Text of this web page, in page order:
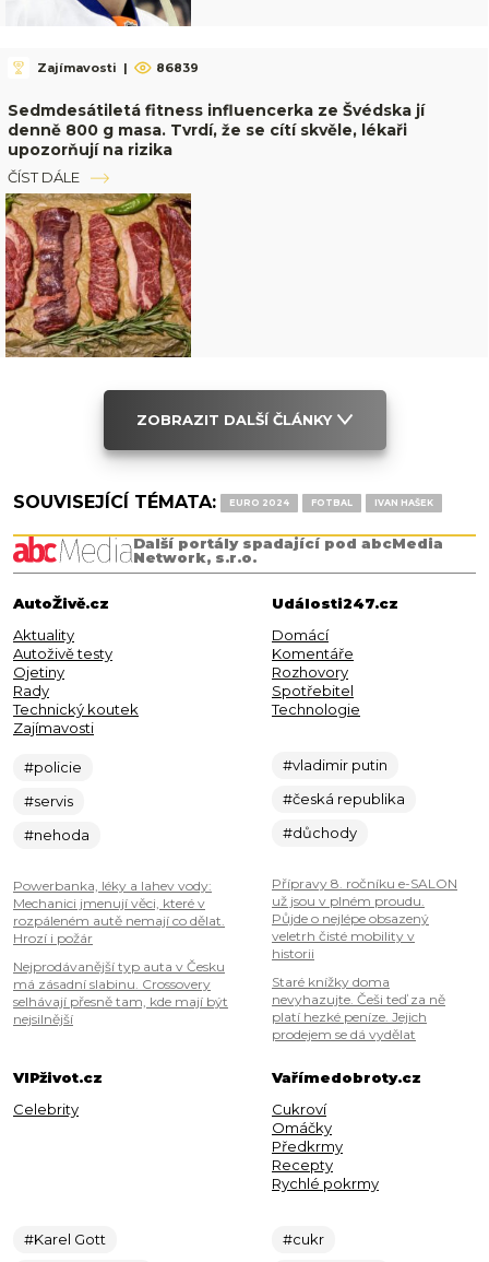
Zajímavosti | 86839
Sedmdesátiletá fitness influencerka ze Švédska jí
denně 800 g masa. Tvrdí, že se cítí skvěle, lékaři
upozorňují na rizika
ČÍST DÁLE
ZOBRAZIT DALŠÍ ČLÁNKY
SOUVISEJÍCÍ TÉMATA: EURO 2024 FOTBAL IVAN HAŠEK
Další portály spadající pod abcMedia
Network, s.r.o.
AutoŽivě.cz
Aktuality
Autoživě testy
Ojetiny
Rady
Technický koutek
Zajímavosti
#policie
#servis
#nehoda
Powerbanka, léky a lahev vody:
Mechanici jmenují věci, které v
rozpáleném autě nemají co dělat.
Hrozí i požár
Nejprodávanější typ auta v Česku
má zásadní slabinu. Crossovery
selhávají přesně tam, kde mají být
nejsilnější
Události247.cz
Domácí
Komentáře
Rozhovory
Spotřebitel
Technologie
#vladimir putin
#česká republika
#důchody
Přípravy 8. ročníku e-SALON
už jsou v plném proudu.
Půjde o nejlépe obsazený
veletrh čisté mobility v
historii
Staré knížky doma
nevyhazujte. Češi teď za ně
platí hezké peníze. Jejich
prodejem se dá vydělat
VIPživot.cz
Celebrity
#Karel Gott
Vařímedobroty.cz
Cukroví
Omáčky
Předkrmy
Recepty
Rychlé pokrmy
#cukr